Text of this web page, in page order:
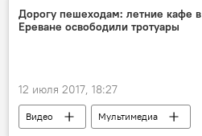
СМИ
Интернет
Дорогу пешеходам: летние кафе в
Ереване освободили тротуары
12 июля 2017, 18:27
Видео Мультимедиа